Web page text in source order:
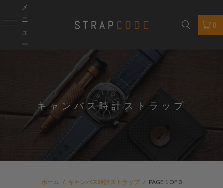
メ
ニ
ュ
ー
0
キャンバス時計ストラップ
ホーム / キャンバス時計ストラップ / PAGE 1 OF 3